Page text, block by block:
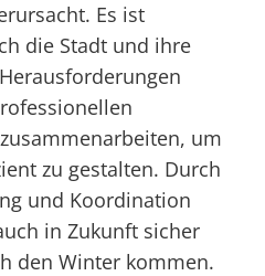
Es ist
die Stadt und ihre
um
zu gestalten. Durch
und Koordination
in Zukunft sicher
den Winter kommen.